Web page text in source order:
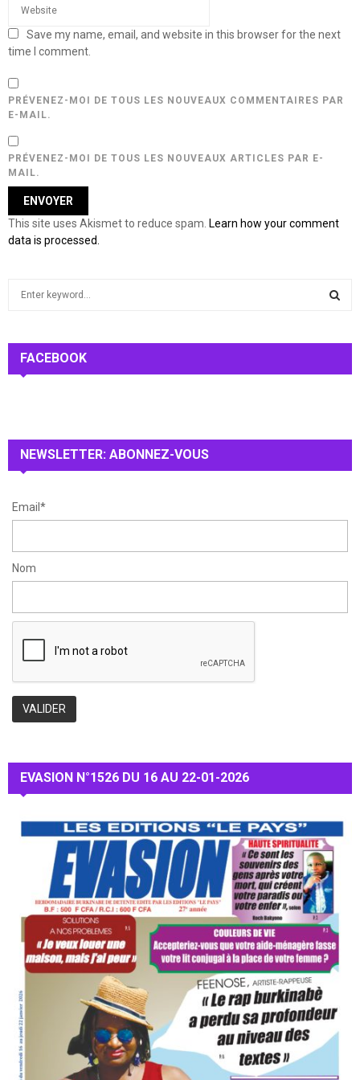
Save my name, email, and website in this browser for the next
time I comment.
PRÉVENEZ-MOI DE TOUS LES NOUVEAUX COMMENTAIRES PAR
E-MAIL.
PRÉVENEZ-MOI DE TOUS LES NOUVEAUX ARTICLES PAR E-
MAIL.
This site uses Akismet to reduce spam. Learn how your comment
data is processed.
h
:
FACEBOOK
NEWSLETTER: ABONNEZ-VOUS
Email*
Nom
EVASION N°1526 DU 16 AU 22-01-2026